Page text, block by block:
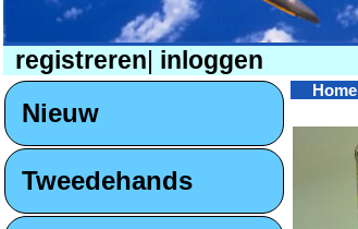
registreren inloggen
Nieuw
Tweedehands
Home